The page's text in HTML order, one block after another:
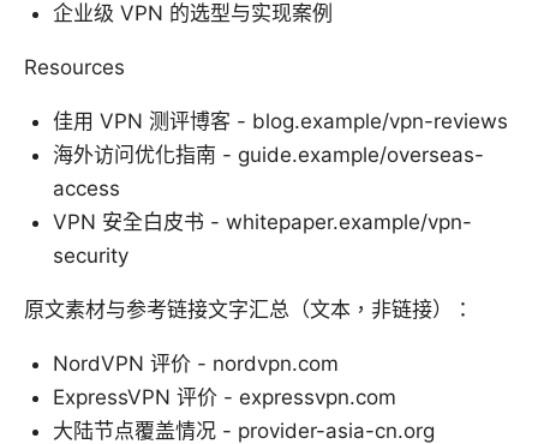
企业级 VPN 的选型与实现案例
Resources
佳用 VPN 测评博客 - blog.example/vpn-reviews
海外访问优化指南 - guide.example/overseas-
access
VPN 安全白皮书 - whitepaper.example/vpn-
security
原文素材与参考链接文字汇总（文本，非链接）：
NordVPN 评价 - nordvpn.com
ExpressVPN 评价 - expressvpn.com
大陆节点覆盖情况 - provider-asia-cn.org